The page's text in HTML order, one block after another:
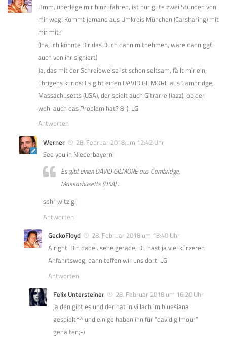
Hmm, überlege mir hinzufahren, ist nur gute zwei Stunden von
mir weg! Kommt jemand aus Umkreis München (Carsharing) mit
mir mit?
(Ina, ich könnte Dir das Buch dann mitnehmen, wäre dann ggf.
auch von ihr signiert)
Ja, das mit der Schreibweise ist schon seltsam, fällt mir ein,
übrigens kurios: Es gibt einen DAVID GILMORE aus Cambridge,
Massachusetts (USA), der spielt auch Gitrarre (Jazz), ob der
wohl auch das Problem hat? 8-). LG
Antworten
Werner
28. Februar 2018 um 12:42 Uhr
See you in Niederbayern!
Es gibt einen DAVID GILMORE aus Cambridge,
Massachusetts (USA)…
sehr witzig!!
Antworten
GeckoFloyd
28. Februar 2018 um 13:40 Uhr
Alright. Bin dabei. sehe gerade, Du hast ja viel kürzeren
Anfahrtsweg, dann teffen wir uns dort. LG
Antworten
Felix Untersteiner
28. Februar 2018 um 16:20 Uhr
ja den gibt es und der hat in villach im bluesiana
gespielt^^ und einige haben ihn für “david gilmour”
gehalten;-)